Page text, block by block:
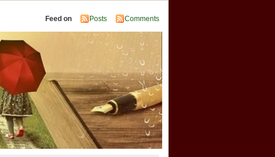
Feed on Posts Comments